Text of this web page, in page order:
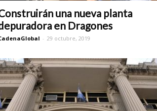
una nueva planta
en Dragones
- 29 octubre, 2019